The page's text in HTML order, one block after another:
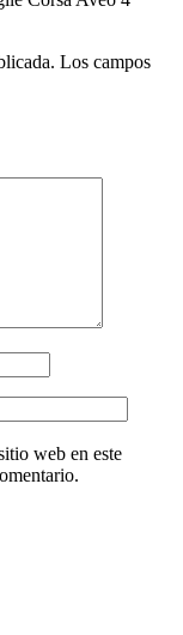
Los campos
web en este